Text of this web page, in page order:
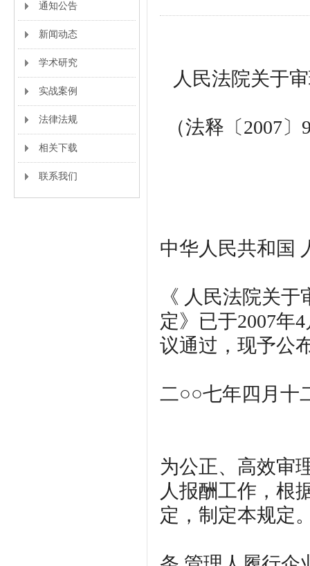
通知公告
新闻动态
学术研究
实战案例
法律法规
相关下载
联系我们
人民法院关于
（法释〔2007
中华人民共和国
《 人民法院关
定》已于2007年
议通过，现予公
二○○七年四月十
为公正、高效审
人报酬工作，根
定，制定本规定